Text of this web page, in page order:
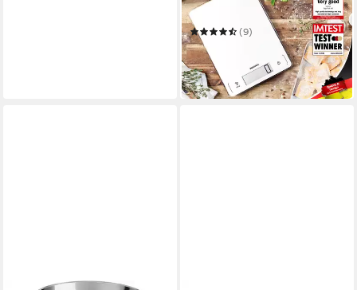
Küchenwaage Page Profi 300
(9)
ab 29,99 € 56,99 €
-47%
in 3-4 Werktagen bei dir